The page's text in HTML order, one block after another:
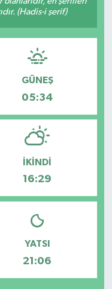
(Hadis-i şerif)
GÜNEŞ
05:34
İKINDI
16:29
YATSI
21:06